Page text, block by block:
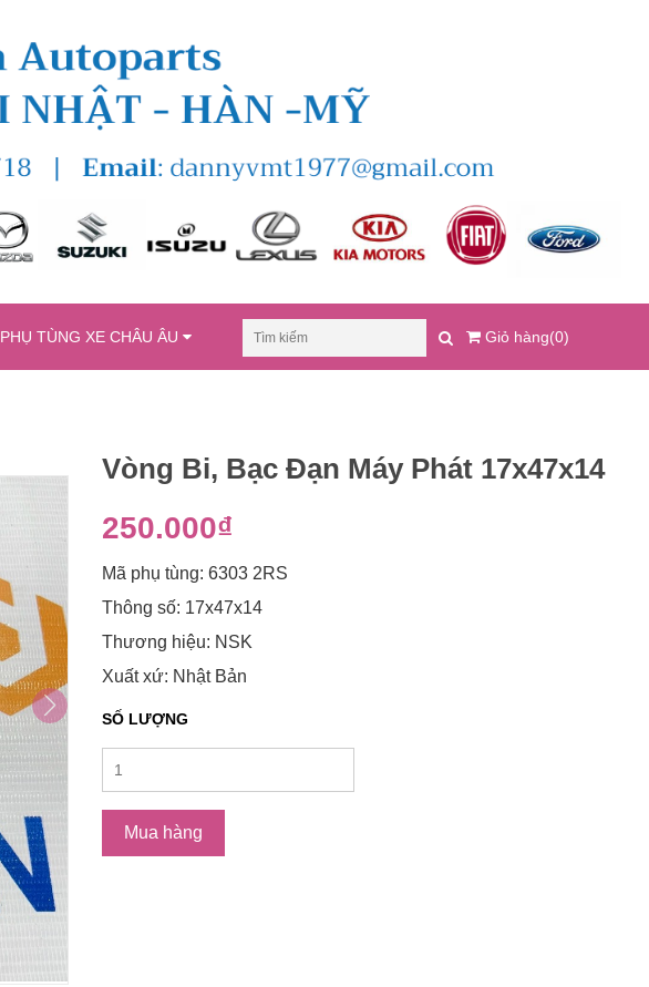
PHỤ TÙNG XE CHÂU ÂU Giỏ hàng(0)
Vòng Bi, Bạc Đạn Máy Phát 17x47x14
250.000₫
Mã phụ tùng: 6303 2RS
Thông số: 17x47x14
Thương hiệu: NSK
Xuất xứ: Nhật Bản
SỐ LƯỢNG
Mua hàng